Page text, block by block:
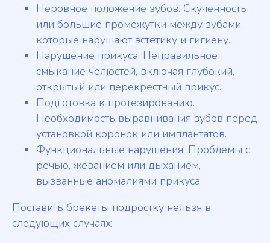
Неровное положение зубов. Скученность
или большие промежутки между зубами,
которые нарушают эстетику и гигиену.
Нарушение прикуса. Неправильное
смыкание челюстей, включая глубокий,
открытый или перекрестный прикус.
Подготовка к протезированию.
Необходимость выравнивания зубов перед
установкой коронок или имплантатов.
Функциональные нарушения. Проблемы с
речью, жеванием или дыханием,
вызванные аномалиями прикуса.
Поставить брекеты подростку нельзя в
следующих случаях: